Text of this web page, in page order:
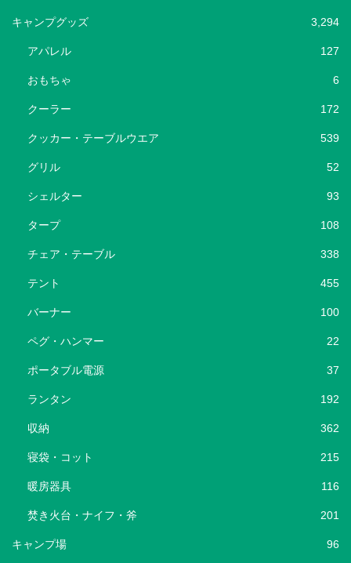
キャンプグッズ 3,294
アパレル 127
おもちゃ 6
クーラー 172
クッカー・テーブルウエア 539
グリル 52
シェルター 93
タープ 108
チェア・テーブル 338
テント 455
バーナー 100
ペグ・ハンマー 22
ポータブル電源 37
ランタン 192
収納 362
寝袋・コット 215
暖房器具 116
焚き火台・ナイフ・斧 201
キャンプ場 96